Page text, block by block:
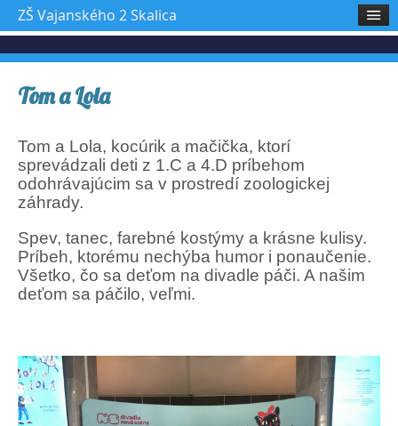
Tom a Lola
Tom a Lola, kocúrik a mačička, ktorí
sprevádzali deti z 1.C a 4.D príbehom
odohrávajúcim sa v prostredí zoologickej
záhrady.
Spev, tanec, farebné kostýmy a krásne kulisy.
Príbeh, ktorému nechýba humor i ponaučenie.
Všetko, čo sa deťom na divadle páči. A našim
deťom sa páčilo, veľmi.
ZŠ Vajanského 2 Skalica